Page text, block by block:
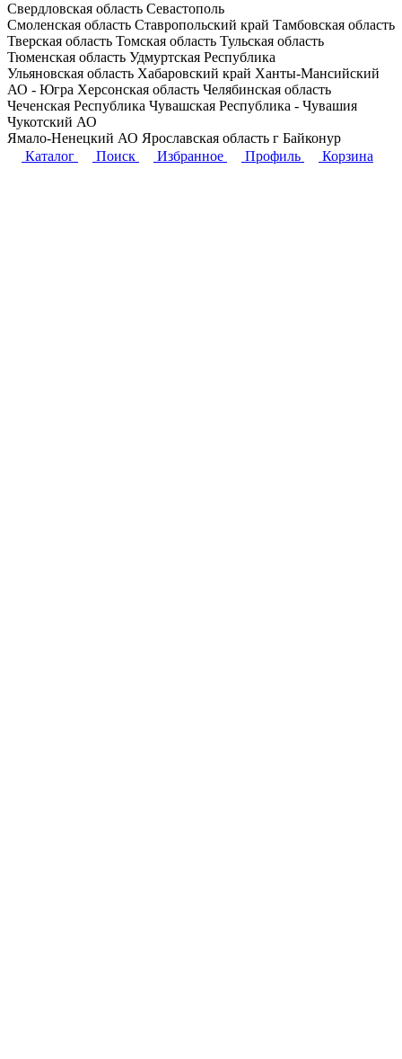
Свердловская область Севастополь
Смоленская область Ставропольский край Тамбовская область
Тверская область Томская область Тульская область
Тюменская область Удмуртская Республика
Ульяновская область Хабаровский край Ханты-Мансийский
АО - Югра Херсонская область Челябинская область
Чеченская Республика Чувашская Республика - Чувашия
Чукотский АО
Ямало-Ненецкий АО Ярославская область г Байконур
Каталог
Поиск Избранное Профиль Корзина